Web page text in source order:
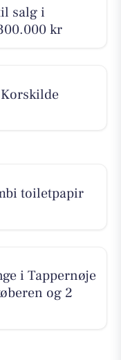
salg i
kr
toiletpapir
i Tappernøje
og 2